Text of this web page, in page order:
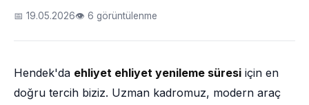
📅 19.05.2026👁 6 görüntülenme
Hendek'da ehliyet ehliyet yenileme süresi için en
doğru tercih biziz. Uzman kadromuz, modern araç